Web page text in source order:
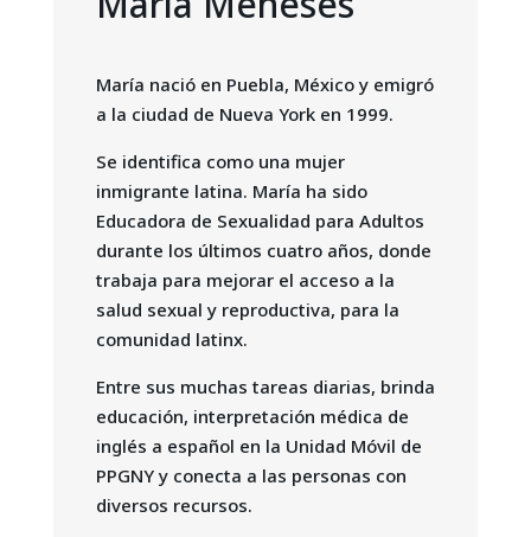
María nació en Puebla, México y emigró
a la ciudad de Nueva York en 1999.
Se identifica como una mujer
inmigrante latina. María ha sido
Educadora de Sexualidad para Adultos
durante los últimos cuatro años, donde
trabaja para mejorar el acceso a la
salud sexual y reproductiva, para la
comunidad latinx.
Entre sus muchas tareas diarias, brinda
educación, interpretación médica de
inglés a español en la Unidad Móvil de
PPGNY y conecta a las personas con
diversos recursos.